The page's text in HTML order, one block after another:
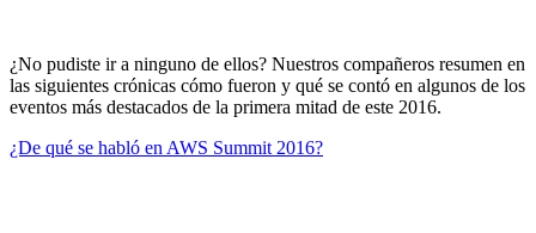
¿No pudiste ir a ninguno de ellos? Nuestros compañeros resumen en
las siguientes crónicas cómo fueron y qué se contó en algunos de los
eventos más destacados de la primera mitad de este 2016.
¿De qué se habló en AWS Summit 2016?